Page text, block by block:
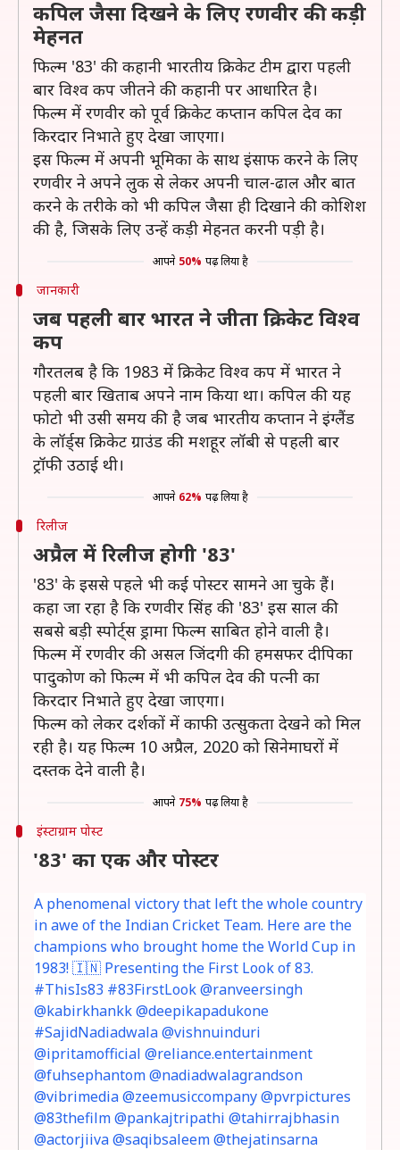
कपिल जैसा दिखने के लिए रणवीर की कड़ी
मेहनत
फिल्म '83' की कहानी भारतीय क्रिकेट टीम द्वारा पहली
बार विश्व कप जीतने की कहानी पर आधारित है।
फिल्म में रणवीर को पूर्व क्रिकेट कप्तान कपिल देव का
किरदार निभाते हुए देखा जाएगा।
इस फिल्म में अपनी भूमिका के साथ इंसाफ करने के लिए
रणवीर ने अपने लुक से लेकर अपनी चाल-ढाल और बात
करने के तरीके को भी कपिल जैसा ही दिखाने की कोशिश
की है, जिसके लिए उन्हें कड़ी मेहनत करनी पड़ी है।
आपने 50% पढ़ लिया है
जानकारी
जब पहली बार भारत ने जीता क्रिकेट विश्व
कप
गौरतलब है कि 1983 में क्रिकेट विश्व कप में भारत ने
पहली बार खिताब अपने नाम किया था। कपिल की यह
फोटो भी उसी समय की है जब भारतीय कप्तान ने इंग्लैंड
के लॉर्ड्स क्रिकेट ग्राउंड की मशहूर लॉबी से पहली बार
ट्रॉफी उठाई थी।
आपने 62% पढ़ लिया है
रिलीज
अप्रैल में रिलीज होगी '83'
'83' के इससे पहले भी कई पोस्टर सामने आ चुके हैं।
कहा जा रहा है कि रणवीर सिंह की '83' इस साल की
सबसे बड़ी स्पोर्ट्स ड्रामा फिल्म साबित होने वाली है।
फिल्म में रणवीर की असल जिंदगी की हमसफर दीपिका
पादुकोण को फिल्म में भी कपिल देव की पत्नी का
किरदार निभाते हुए देखा जाएगा।
फिल्म को लेकर दर्शकों में काफी उत्सुकता देखने को मिल
रही है। यह फिल्म 10 अप्रैल, 2020 को सिनेमाघरों में
दस्तक देने वाली है।
आपने 75% पढ़ लिया है
इंस्टाग्राम पोस्ट
'83' का एक और पोस्टर
A phenomenal victory that left the whole country
in awe of the Indian Cricket Team. Here are the
champions who brought home the World Cup in
1983! 🇮🇳 Presenting the First Look of 83.
#ThisIs83 #83FirstLook @ranveersingh
@kabirkhankk @deepikapadukone
#SajidNadiadwala @vishnuinduri
@ipritamofficial @reliance.entertainment
@fuhsephantom @nadiadwalagrandson
@vibrimedia @zeemusiccompany @pvrpictures
@83thefilm @pankajtripathi @tahirrajbhasin
@actorjiiva @saqibsaleem @thejatinsarna